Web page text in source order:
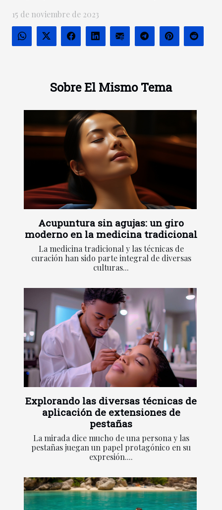
15 de noviembre de 2023
Sobre El Mismo Tema
Acupuntura sin agujas: un giro
moderno en la medicina tradicional
La medicina tradicional y las técnicas de
curación han sido parte integral de diversas
culturas...
Explorando las diversas técnicas de
aplicación de extensiones de
pestañas
La mirada dice mucho de una persona y las
pestañas juegan un papel protagónico en su
expresión....